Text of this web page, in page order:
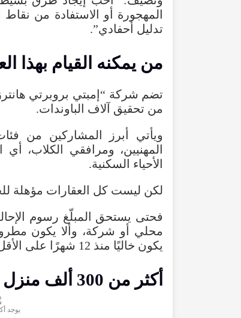
المهجورة
أو الاستفادة من نقاط
تدليل أحفادي”.
من يمكنه القيام بهذا
تضم شركة “ إمبتي بروبرتي هانترز
من تحقيق آلاف الباوندات.
ويأتي
أبرز المشاركين من
المهنيين، ومرافقي الكلاب، أي
الأحياء السكنية.
لكن ليست كل العقارات مؤهلة
فحتى يستحق المبلّغ رسوم
محلي
أو شركة، وألا يكون
يكون خاليًا منذ شهرًا على
أكثر من ألف منزل
يوجد أكثر من 300 ألف